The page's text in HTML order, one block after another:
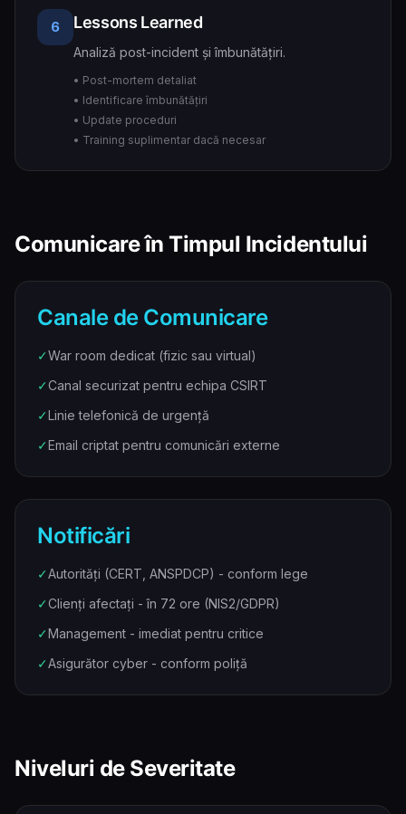
6 Lessons Learned
Analiză post-incident și îmbunătățiri.
• Post-mortem detaliat
• Identificare îmbunătățiri
• Update proceduri
• Training suplimentar dacă necesar
Comunicare în Timpul Incidentului
Canale de Comunicare
✓War room dedicat (fizic sau virtual)
✓Canal securizat pentru echipa CSIRT
✓Linie telefonică de urgență
✓Email criptat pentru comunicări externe
Notificări
✓Autorități (CERT, ANSPDCP) - conform lege
✓Clienți afectați - în 72 ore (NIS2/GDPR)
✓Management - imediat pentru critice
✓Asigurător cyber - conform poliță
Niveluri de Severitate